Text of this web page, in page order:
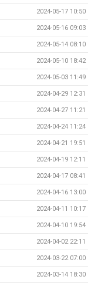
2024-05-17 10:50
2024-05-16 09:03
2024-05-14 08:10
2024-05-10 18:42
2024-05-03 11:49
2024-04-29 12:31
2024-04-27 11:21
2024-04-24 11:24
2024-04-21 19:51
2024-04-19 12:11
2024-04-17 08:41
2024-04-16 13:00
2024-04-11 10:17
2024-04-10 19:54
2024-04-02 22:11
2024-03-22 07:00
2024-03-14 18:30